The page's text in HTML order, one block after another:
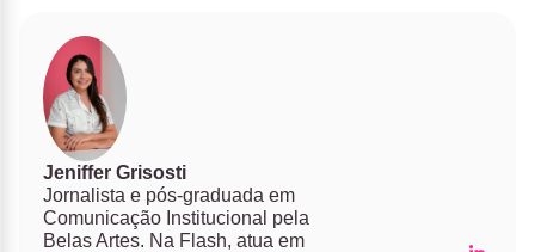
Jeniffer Grisosti
Jornalista e pós-graduada em
Comunicação Institucional pela
Belas Artes. Na Flash, atua em